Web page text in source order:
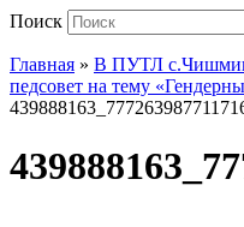
Поиск
Главная » В ПУТЛ
педсовет на тему